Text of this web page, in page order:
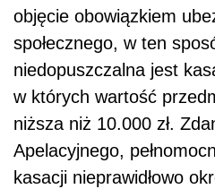
objęcie obowiązkiem
społecznego, w ten
niedopuszczalna jest
w których wartość
niższa niż 10.000 zł.
Apelacyjnego,
kasacji nieprawidłowo